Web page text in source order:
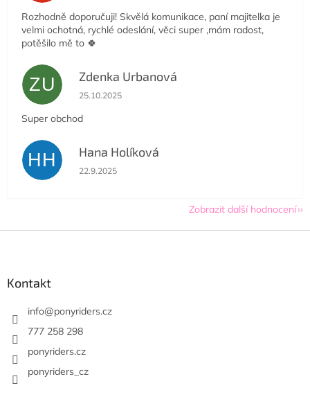
Rozhodně doporučuji! Skvělá komunikace, paní majitelka je
velmi ochotná, rychlé odeslání, věci super ,mám radost,
potěšilo mě to 🍀
ZU Zdenka Urbanová
Hodnocení obchodu je 5 z 5 hvězdiček.
25.10.2025
Super obchod
HH Hana Holíková
Hodnocení obchodu je 5 z 5 hvězdiček.
22.9.2025
Zobrazit další hodnocení
Kontakt
info@ponyriders.cz
777 258 298
ponyriders.cz
ponyriders_cz